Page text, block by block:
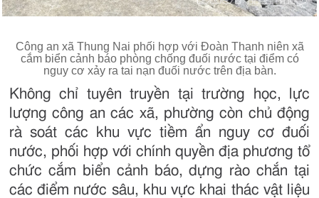
Công an xã Thung Nai phối hợp với Đoàn Thanh niên xã
cắm biển cảnh báo phòng chống đuối nước tại điểm có
nguy cơ xảy ra tai nạn đuối nước trên địa bàn.
Không chỉ tuyên truyền tại trường học, lực
lượng công an các xã, phường còn chủ động
rà soát các khu vực tiềm ẩn nguy cơ đuối
nước, phối hợp với chính quyền địa phương tổ
chức cắm biển cảnh báo, dựng rào chắn tại
các điểm nước sâu, khu vực khai thác vật liệu